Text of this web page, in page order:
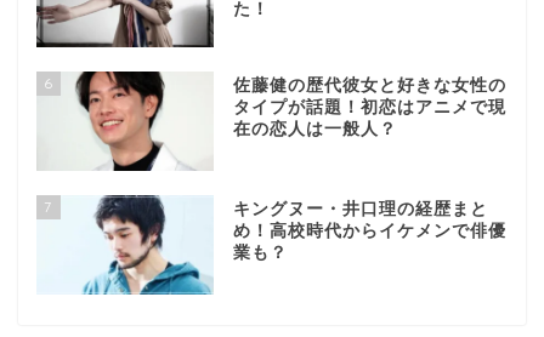
た！
6
佐藤健の歴代彼女と好きな女性の
タイプが話題！初恋はアニメで現
在の恋人は一般人？
7
キングヌー・井口理の経歴まと
め！高校時代からイケメンで俳優
業も？